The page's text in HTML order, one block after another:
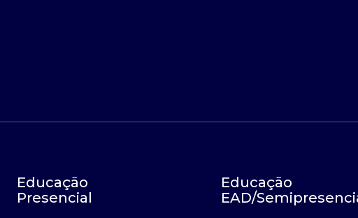
Educação
Presencial
Educação
EAD/